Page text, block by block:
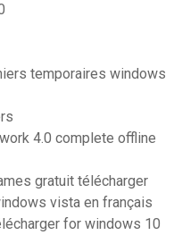
temporaires windows
4.0 complete offline
gratuit télécharger
vista en français
for windows 10